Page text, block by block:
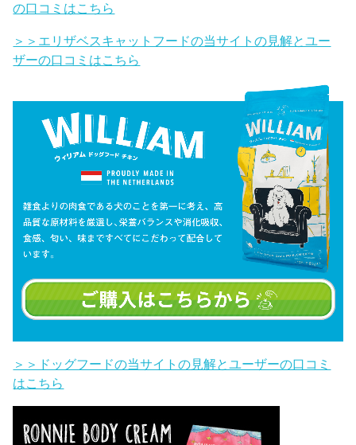
の口コミはこちら
＞＞エリザベスキャットフードの当サイトの見解とユー
ザーの口コミはこちら
＞＞ドッグフードの当サイトの見解とユーザーの口コミ
はこちら